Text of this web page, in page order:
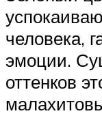
человека,
эмоции.
оттенков